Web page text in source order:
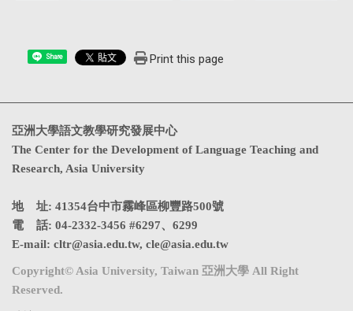
Share Print this page
亞洲大學語文教學研究發展中心
The Center for the Development of Language Teaching and
Research, Asia University
地 址: 41354台中市霧峰區柳豐路500號
電 話: 04-2332-3456 #6297、6299
E-mail: cltr@asia.edu.tw, cle@asia.edu.tw
Copyright© Asia University, Taiwan 亞洲大學 All Right
Reserved.